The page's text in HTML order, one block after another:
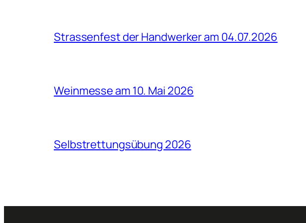
Strassenfest der Handwerker am 04.07.2026
Weinmesse am 10. Mai 2026
Selbstrettungsübung 2026